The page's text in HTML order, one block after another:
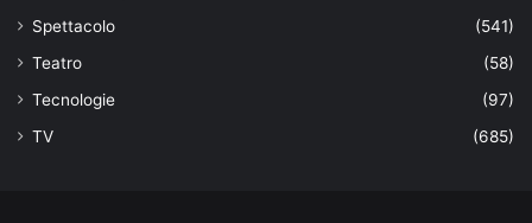
Spettacolo
(541)
Teatro
(58)
Tecnologie
(97)
TV
(685)